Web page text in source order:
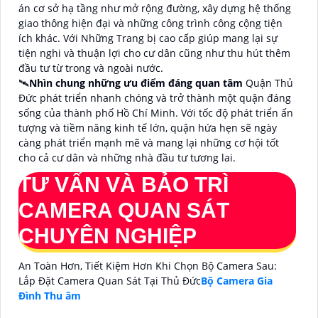
án cơ sở hạ tầng như mở rộng đường, xây dựng hệ thống
giao thông hiện đại và những công trình công cộng tiện
ích khác. Với Những Trang bị cao cấp giúp mang lại sự
tiện nghi và thuận lợi cho cư dân cũng như thu hút thêm
đầu tư từ trong và ngoài nước.
🛰Nhìn chung những ưu điểm đáng quan tâm Quận Thủ
Đức phát triển nhanh chóng và trở thành một quận đáng
sống của thành phố Hồ Chí Minh. Với tốc độ phát triển ấn
tượng và tiềm năng kinh tế lớn, quận hứa hẹn sẽ ngày
càng phát triển mạnh mẽ và mang lại những cơ hội tốt
cho cả cư dân và những nhà đầu tư tương lai.
TƯ VẤN VÀ BẢO TRÌ
CAMERA QUAN SÁT
CHUYÊN NGHIỆP
An Toàn Hơn, Tiết Kiệm Hơn Khi Chọn Bộ Camera Sau:
Lắp Đặt Camera Quan Sát Tại Thủ ĐứcBộ Camera Gia
Đình Thu âm